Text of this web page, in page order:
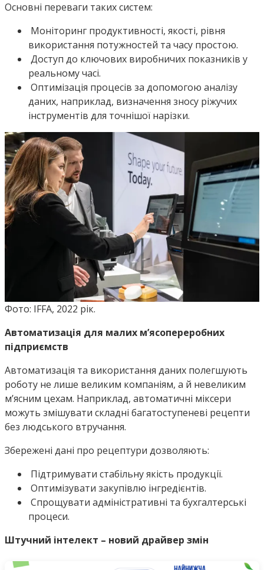
Основні переваги таких систем:
Моніторинг продуктивності, якості, рівня
використання потужностей та часу простою.
Доступ до ключових виробничих показників у
реальному часі.
Оптимізація процесів за допомогою аналізу
даних, наприклад, визначення зносу ріжучих
інструментів для точнішої нарізки.
Фото: IFFA, 2022 рік.
Автоматизація для малих м’ясопереробних
підприємств
Автоматизація та використання даних полегшують
роботу не лише великим компаніям, а й невеликим
м’ясним цехам. Наприклад, автоматичні міксери
можуть змішувати складні багатоступеневі рецепти
без людського втручання.
Збережені дані про рецептури дозволяють:
Підтримувати стабільну якість продукції.
Оптимізувати закупівлю інгредієнтів.
Спрощувати адміністративні та бухгалтерські
процеси.
Штучний інтелект – новий драйвер змін